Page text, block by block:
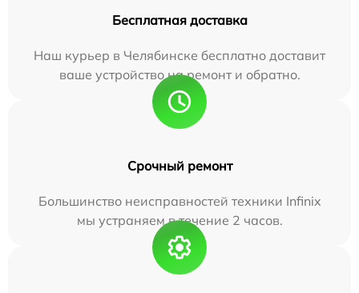
Бесплатная доставка
Наш курьер в Челябинске бесплатно доставит
ваше устройство на ремонт и обратно.
Срочный ремонт
Большинство неисправностей техники Infinix
мы устраняем в течение 2 часов.